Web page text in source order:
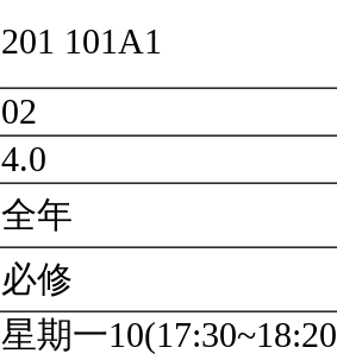
201 101A1
02
4.0
全年
必修
星期一